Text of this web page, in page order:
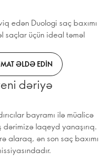
edən Duologi saç baxımı
saçlar üçün ideal təməl
ƏLDƏ EDIN
dəriyə
bayramı ilə müalicə
laqeyd yanaşırıq.
alaraq, ən son saç baxımı